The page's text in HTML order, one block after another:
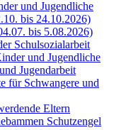
und Jugendliche
bis 24.10.2026)
bis 5.08.2026)
Schulsozialarbeit
und Jugendliche
Jugendarbeit
für Schwangere und
Eltern
Schutzengel